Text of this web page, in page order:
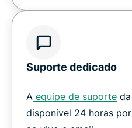
Suporte dedicado
A equipe de suporte
disponível 24 horas